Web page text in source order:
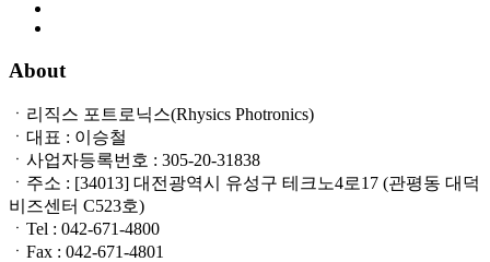
About
ㆍ리직스 포트로닉스(Rhysics Photronics)
ㆍ대표 : 이승철
ㆍ사업자등록번호 : 305-20-31838
ㆍ주소 : [34013] 대전광역시 유성구 테크노4로17 (관평동 대덕
비즈센터 C523호)
ㆍTel : 042-671-4800
ㆍFax : 042-671-4801